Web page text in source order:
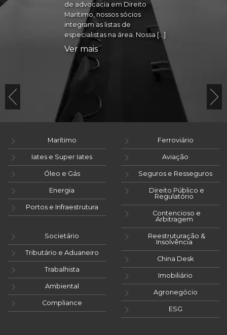
de advocacia em Direito
Marítimo, nossos sócios
integram as listas de
especialistas na área. Nossa […]
Ver mais
Marítimo
Iates e Super Iates
Óleo e Gás
Energia
Portos e Infraestrutura
Ferroviário
Aviação
Seguros e Resseguros
Direito Público e
Regulatório
Contencioso e
Arbitragem
Societário
Tributário e Aduaneiro
Trabalhista
Ambiental
Compliance
Reestruturação &
Insolvência
China Desk
Imobiliário
Agronegócio
ESG